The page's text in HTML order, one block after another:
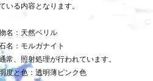
いる内容となります。
名：天然ベリル
名：モルガナイト
常、照射処理が行われています。
度と色：透明薄ピンク色